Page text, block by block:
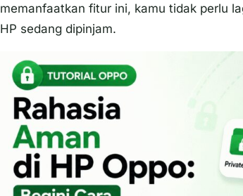
memanfaatkan fitur ini, kamu tidak perlu
HP sedang dipinjam.